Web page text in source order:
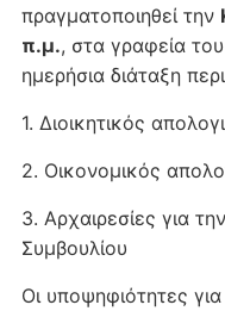
πραγματοποιηθεί την
π.μ., στα γραφεία
ημερήσια διάταξη
1. Διοικητικός
2. Οικονομικός
3. Αρχαιρεσίες για
Συμβουλίου
Οι υποψηφιότητες